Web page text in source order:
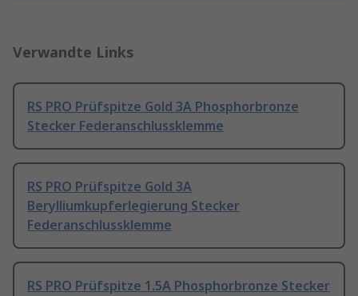
Verwandte Links
RS PRO Prüfspitze Gold 3A Phosphorbronze
Stecker Federanschlussklemme
RS PRO Prüfspitze Gold 3A
Berylliumkupferlegierung Stecker
Federanschlussklemme
RS PRO Prüfspitze 1.5A Phosphorbronze Stecker